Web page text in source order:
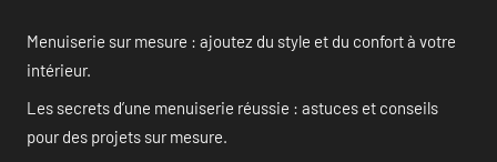
Menuiserie sur mesure : ajoutez du style et du confort à votre
intérieur.
Les secrets d’une menuiserie réussie : astuces et conseils
pour des projets sur mesure.